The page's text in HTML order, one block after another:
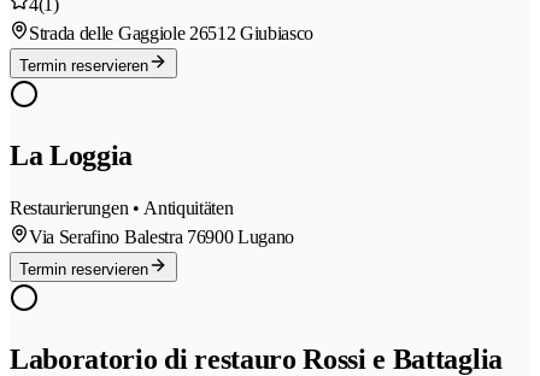
4(1)
Strada delle Gaggiole 26512 Giubiasco
Termin reservieren
La Loggia
Restaurierungen • Antiquitäten
Via Serafino Balestra 76900 Lugano
Termin reservieren
Laboratorio di restauro Rossi e Battaglia